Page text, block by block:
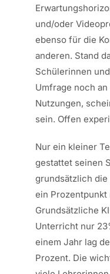
und/oder
ebenso für die
anderen. Stand
Schülerinnen
Umfrage noch
Nutzungen,
sein. Offen
Nur ein kleiner
gestattet seinen
grundsätzlich die
ein Prozentpunkt
Grundsätzliche
Unterricht nur
einem Jahr lag
Prozent. Die